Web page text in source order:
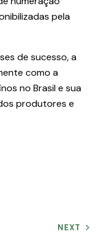
pela
de sucesso, a
como a
no Brasil e sua
produtores e
NEXT